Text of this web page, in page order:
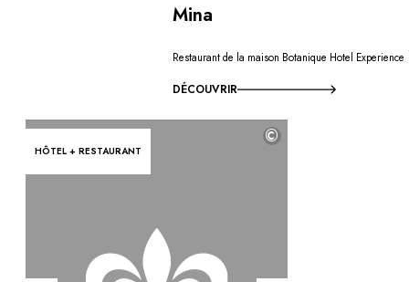
Mina
Restaurant de la maison Botanique Hotel Experience
DÉCOUVRIR
HÔTEL + RESTAURANT
©